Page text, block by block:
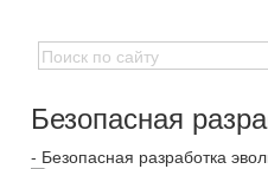
Безопасная
- Безопасная разработка